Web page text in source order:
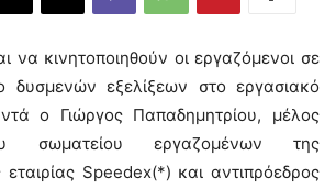
να κινητοποιηθούν οι εργαζόμενοι σε
δυσμενών εξελίξεων στο εργασιακό
ο Γιώργος Παπαδημητρίου, μέλος
εργαζομένων της
Speedex(*) και αντιπρόεδρος